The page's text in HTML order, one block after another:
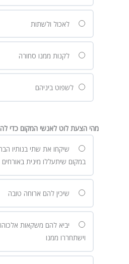
לאכול ולשתות
לקנות ממנו סחורה
לשפוט ביניהם
מהי הצעת לוט לאנשי המקום כדי
שיקחו את שתי בנותיו
במקום שיתעללו מינית באורחים
שיכין להם ארוחה טובה
יביא להם משקאות
וישתחררו ממנו